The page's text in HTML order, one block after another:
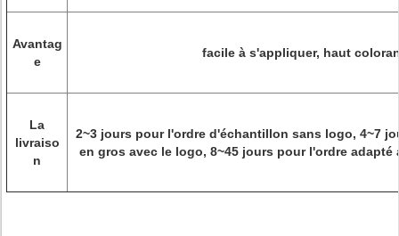
Avantag
e
facile à s'appliquer, haut
La
livraiso
n
2~3 jours pour l'ordre d'échantillon sans logo, 4~7
en gros avec le logo, 8~45 jours pour l'ordre